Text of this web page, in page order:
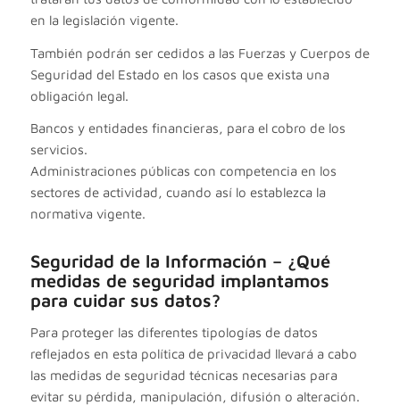
en la legislación vigente.
También podrán ser cedidos a las Fuerzas y Cuerpos de
Seguridad del Estado en los casos que exista una
obligación legal.
Bancos y entidades financieras, para el cobro de los
servicios.
Administraciones públicas con competencia en los
sectores de actividad, cuando así lo establezca la
normativa vigente.
Seguridad de la Información – ¿Qué
medidas de seguridad implantamos
para cuidar sus datos?
Para proteger las diferentes tipologías de datos
reflejados en esta política de privacidad llevará a cabo
las medidas de seguridad técnicas necesarias para
evitar su pérdida, manipulación, difusión o alteración.